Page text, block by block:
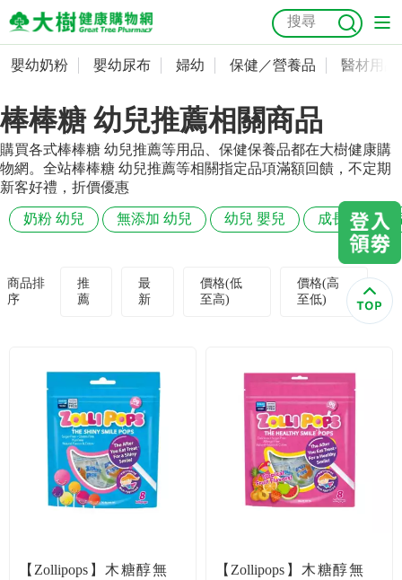
嬰幼奶粉
嬰幼尿布
婦幼
保健／營養品
食品／健康食補
優惠活動
抗菌 尿布 大樹獨家 益生菌 魚油 幼兒米餅
奶瓶奶嘴
會員資料及密碼修改
常用收件人清單
訂單查詢
收藏清單
優惠券查詢
嬰幼奶粉 嬰幼尿布 婦幼 保健／營養品 醫材用品
棒棒糖 幼兒推薦相關商品
購買各式棒棒糖 幼兒推薦等用品、保健保養品都在大樹健康購
物網。全站棒棒糖 幼兒推薦等相關指定品項滿額回饋，不定期
新客好禮，折價優惠
奶粉 幼兒 無添加 幼兒 幼兒 嬰兒 成長配方 幼
商品排
序
推
薦
最
新
價格(低
至高)
價格(高
至低)
【Zollipops】木糖醇無
【Zollipops】木糖醇無